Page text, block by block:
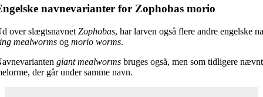
navnevarianter for Zophobas morio
over slægtsnavnet Zophobas, har larven også flere andre engelske
mealwormsog morio worms.
giant mealwormsbruges også, men som tidligere
der går under samme navn.